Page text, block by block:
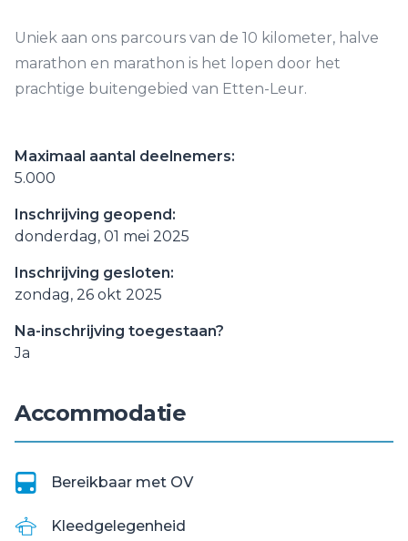
Uniek aan ons parcours van de 10 kilometer, halve
marathon en marathon is het lopen door het
prachtige buitengebied van Etten-Leur.
Maximaal aantal deelnemers:
5.000
Inschrijving geopend:
donderdag, 01 mei 2025
Inschrijving gesloten:
zondag, 26 okt 2025
Na-inschrijving toegestaan?
Ja
Accommodatie
Bereikbaar met OV
Kleedgelegenheid